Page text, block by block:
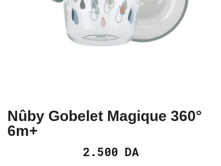
Nûby Gobelet Magique 360°
6m+
2.500 DA